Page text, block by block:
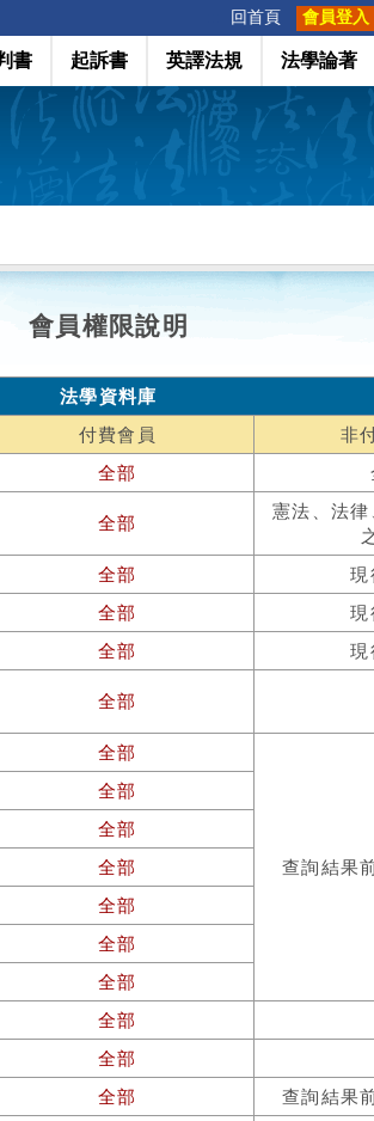
回首頁 會員登入
書 起訴書 英譯法規 法學論著
會員權限說明
法學資料庫
付費會員
非
全部
全部
憲法、法
全部
現
全部
現
全部
現
全部
全部
查詢結果
全部
全部
全部
全部
全部
全部
全部
全部
全部
查詢結果